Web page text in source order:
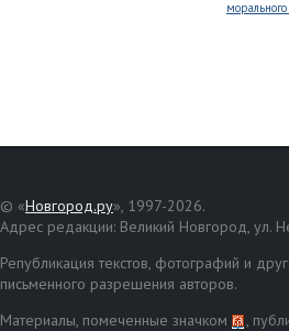
© «Новгород.ру», 1997-2026.
Адрес редакции: Великий Новгород, ул.
Републикация текстов, фотографий и
письменного разрешения авторов.
Материалы, помеченные значком
,